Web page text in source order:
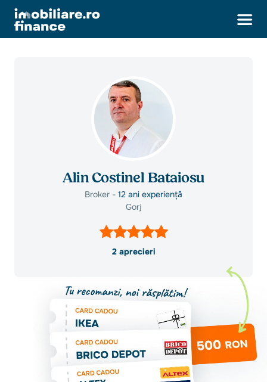
Alin Costinel Bataiosu
Broker - 12 ani experiență
Gorj
2 aprecieri